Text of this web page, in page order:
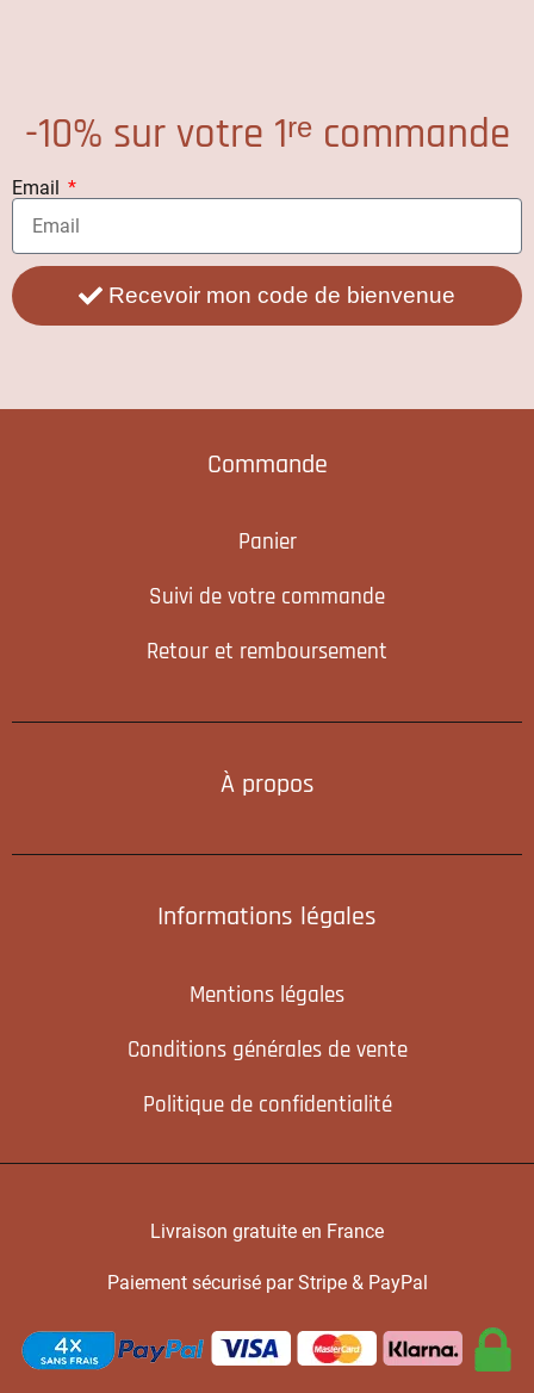
-10% sur votre 1ʳᵉ commande
Email
Recevoir mon code de bienvenue
Commande
Panier
Suivi de votre commande
Retour et remboursement
À propos
Informations légales
Mentions légales
Conditions générales de vente
Politique de confidentialité
Livraison gratuite en France
Paiement sécurisé par Stripe & PayPal